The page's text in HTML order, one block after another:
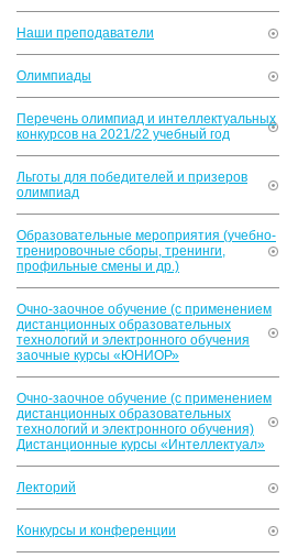
Наши преподаватели
Олимпиады
Перечень олимпиад и интеллектуальных
конкурсов на 2021/22 учебный год
Льготы для победителей и призеров
олимпиад
Образовательные мероприятия (учебно-
тренировочные сборы, тренинги,
профильные смены и др.)
Очно-заочное обучение (с применением
дистанционных образовательных
технологий и электронного обучения
заочные курсы «ЮНИОР»
Очно-заочное обучение (с применением
дистанционных образовательных
технологий и электронного обучения)
Дистанционные курсы «Интеллектуал»
Лекторий
Конкурсы и конференции